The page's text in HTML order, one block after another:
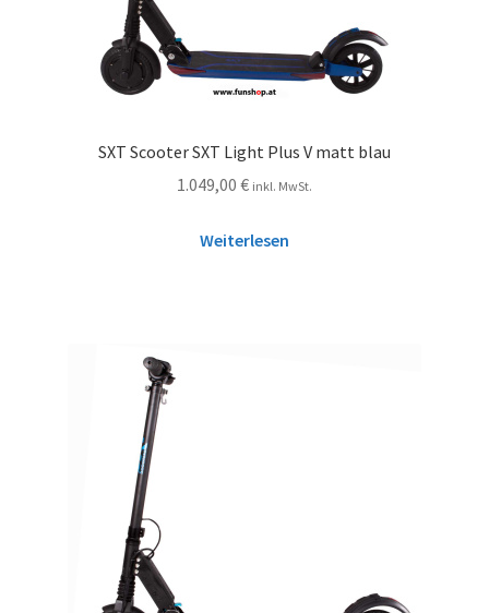
SXT Scooter SXT Light Plus V matt blau
1.049,00 € inkl. MwSt.
Weiterlesen